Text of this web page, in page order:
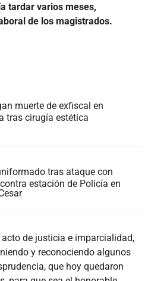
tardar varios meses,
de los magistrados.
muerte de exfiscal en
tras cirugía estética
tras ataque con
estación de Policía en
de justicia e imparcialidad,
y reconociendo algunos
que hoy quedaron